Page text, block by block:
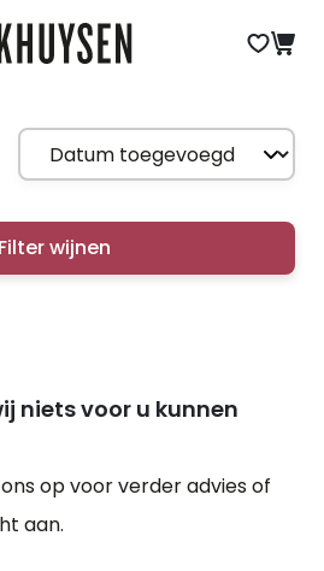
Filter wijnen
niets voor u kunnen
op voor verder advies of
aan.